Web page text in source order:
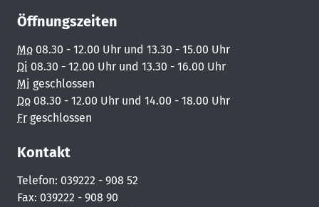
Öffnungszeiten
Mo 08.30 - 12.00 Uhr und 13.30 - 15.00 Uhr
Di 08.30 - 12.00 Uhr und 13.30 - 16.00 Uhr
Mi geschlossen
Do 08.30 - 12.00 Uhr und 14.00 - 18.00 Uhr
Fr geschlossen
Kontakt
Telefon: 039222 - 908 52
Fax: 039222 - 908 90